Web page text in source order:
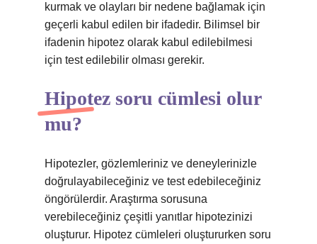
kurmak ve olayları bir nedene bağlamak için
geçerli kabul edilen bir ifadedir. Bilimsel bir
ifadenin hipotez olarak kabul edilebilmesi
için test edilebilir olması gerekir.
Hipotez soru cümlesi olur
mu?
Hipotezler, gözlemleriniz ve deneylerinizle
doğrulayabileceğiniz ve test edebileceğiniz
öngörülerdir. Araştırma sorusuna
verebileceğiniz çeşitli yanıtlar hipotezinizi
oluşturur. Hipotez cümleleri oluştururken soru